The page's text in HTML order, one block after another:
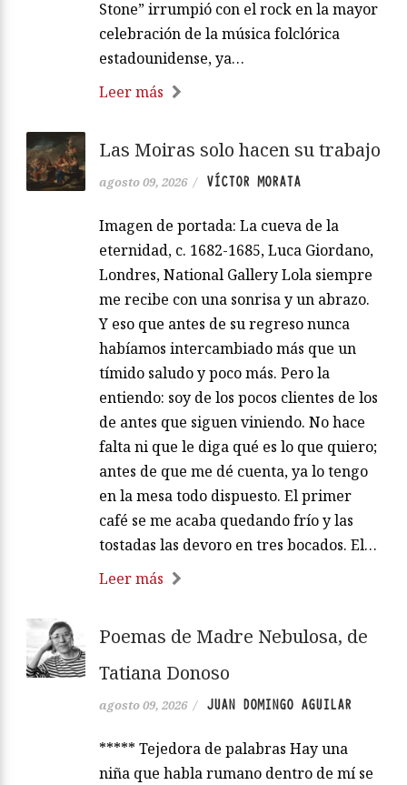
Stone” irrumpió con el rock en la mayor
celebración de la música folclórica
estadounidense, ya…
Leer más
Las Moiras solo hacen su trabajo
agosto 09, 2026 / VÍCTOR MORATA
Imagen de portada: La cueva de la
eternidad, c. 1682-1685, Luca Giordano,
Londres, National Gallery Lola siempre
me recibe con una sonrisa y un abrazo.
Y eso que antes de su regreso nunca
habíamos intercambiado más que un
tímido saludo y poco más. Pero la
entiendo: soy de los pocos clientes de los
de antes que siguen viniendo. No hace
falta ni que le diga qué es lo que quiero;
antes de que me dé cuenta, ya lo tengo
en la mesa todo dispuesto. El primer
café se me acaba quedando frío y las
tostadas las devoro en tres bocados. El…
Leer más
Poemas de Madre Nebulosa, de
Tatiana Donoso
agosto 09, 2026 / JUAN DOMINGO AGUILAR
***** Tejedora de palabras Hay una
niña que habla rumano dentro de mí se